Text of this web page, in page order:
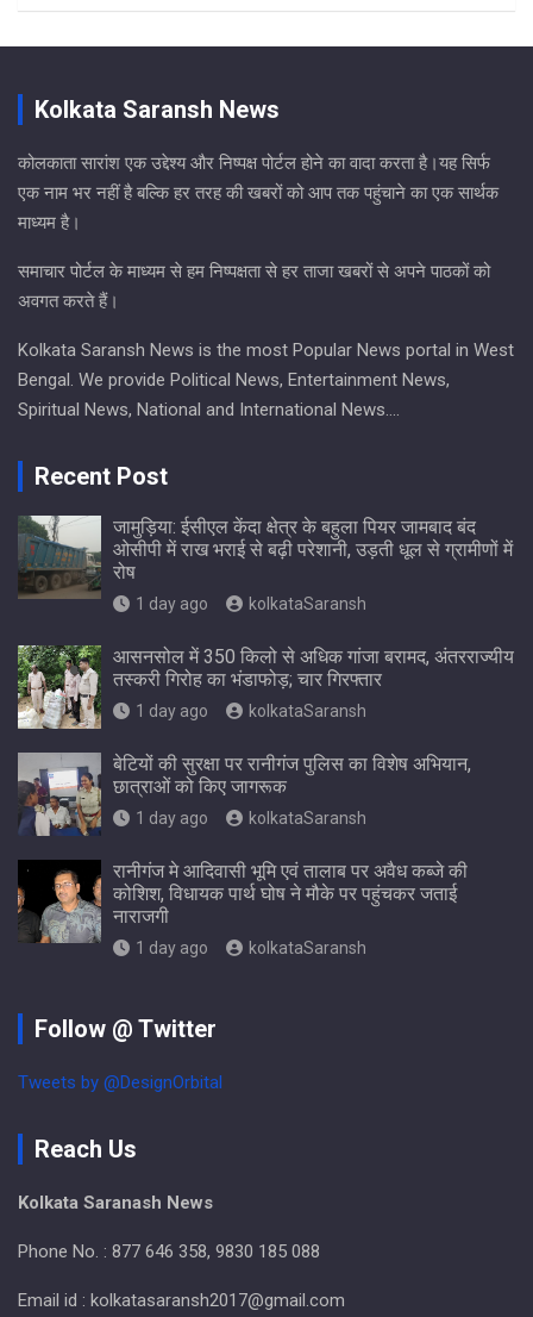
Kolkata Saransh News
कोलकाता सारांश एक उद्देश्य और निष्पक्ष पोर्टल होने का वादा करता है।यह सिर्फ
एक नाम भर नहीं है बल्कि हर तरह की खबरों को आप तक पहुंचाने का एक सार्थक
माध्यम है।
समाचार पोर्टल के माध्यम से हम निष्पक्षता से हर ताजा खबरों से अपने पाठकों को
अवगत करते हैं।
Kolkata Saransh News is the most Popular News portal in West
Bengal. We provide Political News, Entertainment News,
Spiritual News, National and International News….
Recent Post
जामुड़िया: ईसीएल केंदा क्षेत्र के बहुला पियर जामबाद बंद
ओसीपी में राख भराई से बढ़ी परेशानी, उड़ती धूल से ग्रामीणों में
रोष
1 day ago kolkataSaransh
आसनसोल में 350 किलो से अधिक गांजा बरामद, अंतरराज्यीय
तस्करी गिरोह का भंडाफोड़; चार गिरफ्तार
1 day ago kolkataSaransh
बेटियों की सुरक्षा पर रानीगंज पुलिस का विशेष अभियान,
छात्राओं को किए जागरूक
1 day ago kolkataSaransh
रानीगंज मे आदिवासी भूमि एवं तालाब पर अवैध कब्जे की
कोशिश, विधायक पार्थ घोष ने मौके पर पहुंचकर जताई
नाराजगी
1 day ago kolkataSaransh
Follow @ Twitter
Tweets by @DesignOrbital
Reach Us
Kolkata Saranash News
Phone No. : 877 646 358, 9830 185 088
Email id : kolkatasaransh2017@gmail.com